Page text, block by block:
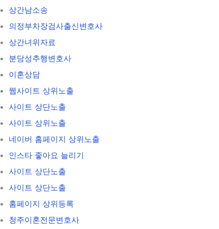
상간남소송
의정부차장검사출신변호사
상간녀위자료
분당성추행변호사
이혼상담
웹사이트 상위노출
사이트 상단노출
사이트 상위노출
네이버 홈페이지 상위노출
인스타 좋아요 늘리기
사이트 상단노출
사이트 상단노출
홈페이지 상위등록
청주이혼전문변호사